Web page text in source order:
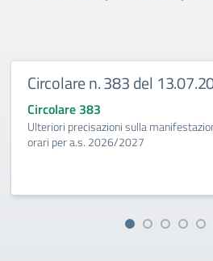
Circolare n. 383 del
Circolare 383
Ulteriori precisazioni sulla
orari per a.s. 2026/2027